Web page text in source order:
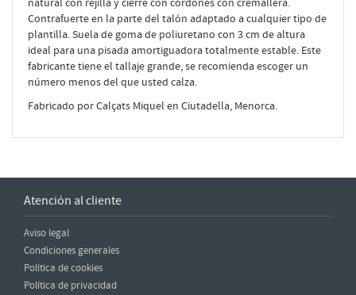
natural con rejilla y cierre con cordones con cremallera.
Contrafuerte en la parte del talón adaptado a cualquier tipo de
plantilla. Suela de goma de poliuretano con 3 cm de altura
ideal para una pisada amortiguadora totalmente estable. Este
fabricante tiene el tallaje grande, se recomienda escoger un
número menos del que usted calza.
Fabricado por Calçats Miquel en Ciutadella, Menorca.
Atención al cliente
Aviso legal
Condiciones generales
Política de cookies
Política de privacidad